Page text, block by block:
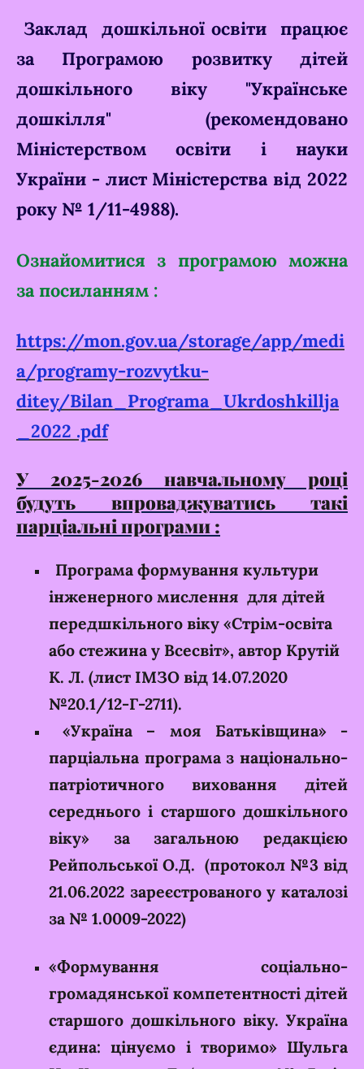
Заклад дошкільної освіти працює
за Програмою розвитку дітей
дошкільного віку "Українське
дошкілля" (рекомендовано
Міністерством освіти і науки
України - лист Міністерства від 2022
року № 1/11-4988).
Ознайомитися з програмою можна
за посиланням :
https://mon.gov.ua/storage/app/medi
a/programy-rozvytku-
ditey/Bilan_Programa_Ukrdoshkillja
_2022 .pdf
У 2025-2026 навчальному році
будуть впроваджуватись такі
парціальні програми :
Програма формування культури
інженерного мислення для дітей
передшкільного віку «Стрім-освіта
або стежина у Всесвіт», автор Крутій
К. Л. (лист ІМЗО від 14.07.2020
№20.1/12-Г-2711).
«Україна – моя Батьківщина» -
парціальна програма з національно-
патріотичного виховання дітей
середнього і старшого дошкільного
віку» за загальною редакцією
Рейпольської О.Д. (протокол №3 від
21.06.2022 зареєстрованого у каталозі
за № 1.0009-2022)
«Формування соціально-
громадянської компетентності дітей
старшого дошкільного віку. Україна
єдина: цінуємо і творимо» Шульга